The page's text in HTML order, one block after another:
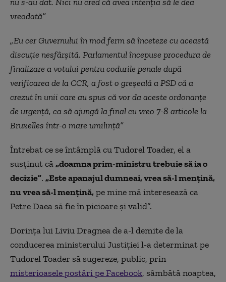
vreodată”
„Eu cer Guvernului în mod ferm să înceteze cu această
discuție nesfârșită. Parlamentul începuse procedura de
finalizare a votului pentru codurile penale după
verificarea de la CCR, a fost o greșeală a PSD că a
crezut în unii care au spus că vor da aceste ordonanțe
de urgență, ca să ajungă la final cu vreo 7-8 articole la
Bruxelles într-o mare umilință”
Întrebat ce se întâmplă cu Tudorel Toader, el a
susținut că„doamna prim-ministru trebuie să ia o
decizie”. „Este apanajul dumneai, vrea să-l mențină,
nu vrea să-l mențină,pe mine mă interesează ca
Petre Daea să fie în picioare și valid”.
Dorința lui Liviu Dragnea de a-l demite de la
conducerea ministerului Justiției l-a determinat pe
Tudorel Toader să sugereze, public, prin
misterioasele postări pe Facebook, sâmbătă noaptea,